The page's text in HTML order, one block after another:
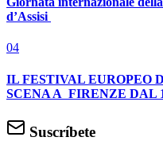
d’Assisi
04
IL FESTIVAL EUROPEO
SCENA A FIRENZE DAL
Suscríbete